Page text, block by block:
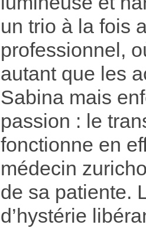
un trio à la fois
professionnel,
autant que les
Sabina mais
passion : le
fonctionne en
médecin
de sa patiente.
d’hystérie